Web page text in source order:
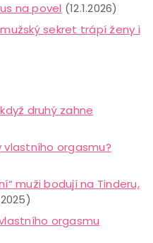
na povel (12.1.2026)
sekret trápí ženy i
druhý zahne
vlastního orgasmu?
muži bodují na Tinderu,
orgasmu